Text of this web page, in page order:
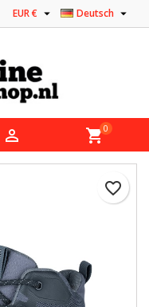
Deutsch 
EUR € 
 shopping_cart0
favorite_border